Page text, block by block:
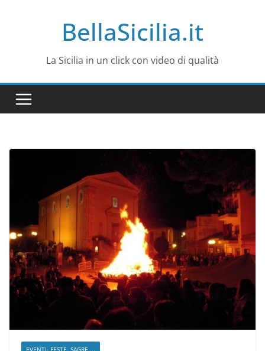
BellaSicilia.it
La Sicilia in un click con video di qualità